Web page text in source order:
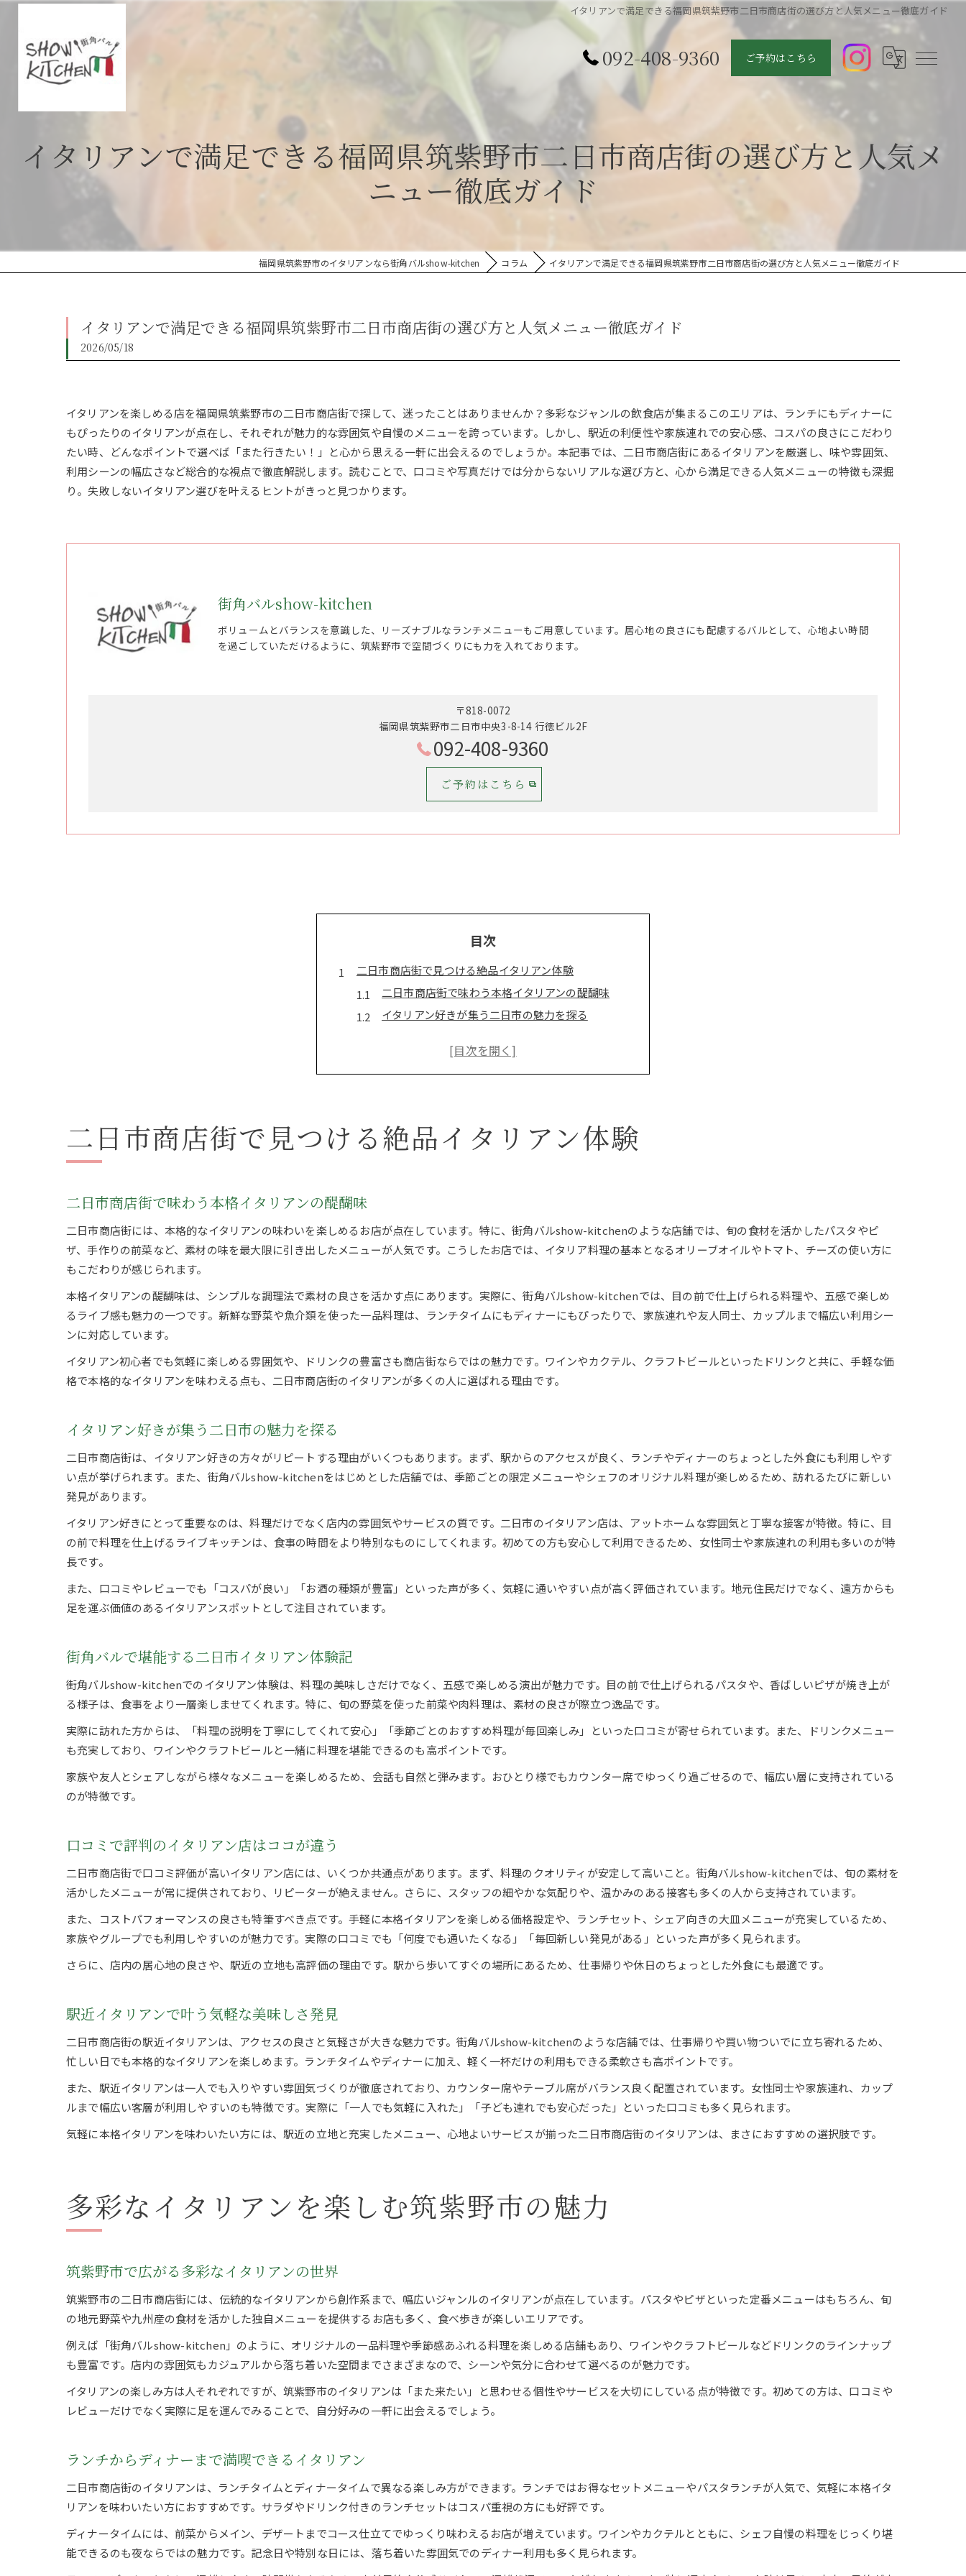
イタリアンで満足できる福岡県筑紫野市二日市商店街の選び方と人気メニュー徹底ガイド
092-408-9360 ご予約はこちら
イタリアンで満足できる福岡県筑紫野市二日市商店街の選び方と人気メ
ニュー徹底ガイド
福岡県筑紫野市のイタリアンなら街角バルshow-kitchen コラム イタリアンで満足できる福岡県筑紫野市二日市商店街の選び方と人気メニュー徹底ガイド
イタリアンで満足できる福岡県筑紫野市二日市商店街の選び方と人気メニュー徹底ガイド
2026/05/18
イタリアンを楽しめる店を福岡県筑紫野市の二日市商店街で探して、迷ったことはありませんか？多彩なジャンルの飲食店が集まるこのエリアは、ランチにもディナーに
もぴったりのイタリアンが点在し、それぞれが魅力的な雰囲気や自慢のメニューを誇っています。しかし、駅近の利便性や家族連れでの安心感、コスパの良さにこだわり
たい時、どんなポイントで選べば「また行きたい！」と心から思える一軒に出会えるのでしょうか。本記事では、二日市商店街にあるイタリアンを厳選し、味や雰囲気、
利用シーンの幅広さなど総合的な視点で徹底解説します。読むことで、口コミや写真だけでは分からないリアルな選び方と、心から満足できる人気メニューの特徴も深掘
り。失敗しないイタリアン選びを叶えるヒントがきっと見つかります。
街角バルshow-kitchen
ボリュームとバランスを意識した、リーズナブルなランチメニューもご用意しています。居心地の良さにも配慮するバルとして、心地よい時間
を過ごしていただけるように、筑紫野市で空間づくりにも力を入れております。
〒818-0072
福岡県筑紫野市二日市中央3-8-14 行徳ビル2F
092-408-9360
ご予約はこちら
目次
二日市商店街で見つける絶品イタリアン体験
二日市商店街で味わう本格イタリアンの醍醐味
イタリアン好きが集う二日市の魅力を探る
口コミで評判のイタリアン店はココが違う
筑紫野市で広がる多彩なイタリアンの世界
ランチからディナーまで満喫できるイタリアン
満足度で選ぶ二日市のイタリアンスポット
満足度重視で選ぶ二日市イタリアンの選択肢
リピーター続出のイタリアンスポットが集結
雰囲気も抜群なイタリアンの注目ポイント
二日市で人気のイタリアン雰囲気比較ガイド
口コミで伝わるイタリアンの雰囲気とは
ランチタイムにおすすめの二日市イタリアン
ディナーで楽しむ本格イタリアンの魅力紹介
イタリアンディナーの選び方とおすすめ利用法
二日市で昼夜問わず使えるイタリアン特集
友人との集まりに最適なイタリアン活用術
子連れでも安心なイタリアン店の見極め方
二日市で会食におすすめのイタリアン特集
グループ利用に便利なイタリアンスポット紹介
二日市商店街で見つける絶品イタリアン体験
二日市商店街で味わう本格イタリアンの醍醐味
二日市商店街には、本格的なイタリアンの味わいを楽しめるお店が点在しています。特に、街角バルshow-kitchenのような店舗では、旬の食材を活かしたパスタやピ
ザ、手作りの前菜など、素材の味を最大限に引き出したメニューが人気です。こうしたお店では、イタリア料理の基本となるオリーブオイルやトマト、チーズの使い方に
もこだわりが感じられます。
本格イタリアンの醍醐味は、シンプルな調理法で素材の良さを活かす点にあります。実際に、街角バルshow-kitchenでは、目の前で仕上げられる料理や、五感で楽しめ
るライブ感も魅力の一つです。新鮮な野菜や魚介類を使った一品料理は、ランチタイムにもディナーにもぴったりで、家族連れや友人同士、カップルまで幅広い利用シー
ンに対応しています。
イタリアン初心者でも気軽に楽しめる雰囲気や、ドリンクの豊富さも商店街ならではの魅力です。ワインやカクテル、クラフトビールといったドリンクと共に、手軽な価
格で本格的なイタリアンを味わえる点も、二日市商店街のイタリアンが多くの人に選ばれる理由です。
イタリアン好きが集う二日市の魅力を探る
二日市商店街は、イタリアン好きの方々がリピートする理由がいくつもあります。まず、駅からのアクセスが良く、ランチやディナーのちょっとした外食にも利用しやす
い点が挙げられます。また、街角バルshow-kitchenをはじめとした店舗では、季節ごとの限定メニューやシェフのオリジナル料理が楽しめるため、訪れるたびに新しい
発見があります。
イタリアン好きにとって重要なのは、料理だけでなく店内の雰囲気やサービスの質です。二日市のイタリアン店は、アットホームな雰囲気と丁寧な接客が特徴。特に、目
の前で料理を仕上げるライブキッチンは、食事の時間をより特別なものにしてくれます。初めての方も安心して利用できるため、女性同士や家族連れの利用も多いのが特
長です。
また、口コミやレビューでも「コスパが良い」「お酒の種類が豊富」といった声が多く、気軽に通いやすい点が高く評価されています。地元住民だけでなく、遠方からも
足を運ぶ価値のあるイタリアンスポットとして注目されています。
街角バルで堪能する二日市イタリアン体験記
街角バルshow-kitchenでのイタリアン体験は、料理の美味しさだけでなく、五感で楽しめる演出が魅力です。目の前で仕上げられるパスタや、香ばしいピザが焼き上が
る様子は、食事をより一層楽しませてくれます。特に、旬の野菜を使った前菜や肉料理は、素材の良さが際立つ逸品です。
実際に訪れた方からは、「料理の説明を丁寧にしてくれて安心」「季節ごとのおすすめ料理が毎回楽しみ」といった口コミが寄せられています。また、ドリンクメニュー
も充実しており、ワインやクラフトビールと一緒に料理を堪能できるのも高ポイントです。
家族や友人とシェアしながら様々なメニューを楽しめるため、会話も自然と弾みます。おひとり様でもカウンター席でゆっくり過ごせるので、幅広い層に支持されている
のが特徴です。
口コミで評判のイタリアン店はココが違う
二日市商店街で口コミ評価が高いイタリアン店には、いくつか共通点があります。まず、料理のクオリティが安定して高いこと。街角バルshow-kitchenでは、旬の素材を
活かしたメニューが常に提供されており、リピーターが絶えません。さらに、スタッフの細やかな気配りや、温かみのある接客も多くの人から支持されています。
また、コストパフォーマンスの良さも特筆すべき点です。手軽に本格イタリアンを楽しめる価格設定や、ランチセット、シェア向きの大皿メニューが充実しているため、
家族やグループでも利用しやすいのが魅力です。実際の口コミでも「何度でも通いたくなる」「毎回新しい発見がある」といった声が多く見られます。
さらに、店内の居心地の良さや、駅近の立地も高評価の理由です。駅から歩いてすぐの場所にあるため、仕事帰りや休日のちょっとした外食にも最適です。
駅近イタリアンで叶う気軽な美味しさ発見
二日市商店街の駅近イタリアンは、アクセスの良さと気軽さが大きな魅力です。街角バルshow-kitchenのような店舗では、仕事帰りや買い物ついでに立ち寄れるため、
忙しい日でも本格的なイタリアンを楽しめます。ランチタイムやディナーに加え、軽く一杯だけの利用もできる柔軟さも高ポイントです。
また、駅近イタリアンは一人でも入りやすい雰囲気づくりが徹底されており、カウンター席やテーブル席がバランス良く配置されています。女性同士や家族連れ、カップ
ルまで幅広い客層が利用しやすいのも特徴です。実際に「一人でも気軽に入れた」「子ども連れでも安心だった」といった口コミも多く見られます。
気軽に本格イタリアンを味わいたい方には、駅近の立地と充実したメニュー、心地よいサービスが揃った二日市商店街のイタリアンは、まさにおすすめの選択肢です。
多彩なイタリアンを楽しむ筑紫野市の魅力
筑紫野市で広がる多彩なイタリアンの世界
筑紫野市の二日市商店街には、伝統的なイタリアンから創作系まで、幅広いジャンルのイタリアンが点在しています。パスタやピザといった定番メニューはもちろん、旬
の地元野菜や九州産の食材を活かした独自メニューを提供するお店も多く、食べ歩きが楽しいエリアです。
例えば「街角バルshow-kitchen」のように、オリジナルの一品料理や季節感あふれる料理を楽しめる店舗もあり、ワインやクラフトビールなどドリンクのラインナップ
も豊富です。店内の雰囲気もカジュアルから落ち着いた空間までさまざまなので、シーンや気分に合わせて選べるのが魅力です。
イタリアンの楽しみ方は人それぞれですが、筑紫野市のイタリアンは「また来たい」と思わせる個性やサービスを大切にしている点が特徴です。初めての方は、口コミや
レビューだけでなく実際に足を運んでみることで、自分好みの一軒に出会えるでしょう。
ランチからディナーまで満喫できるイタリアン
二日市商店街のイタリアンは、ランチタイムとディナータイムで異なる楽しみ方ができます。ランチではお得なセットメニューやパスタランチが人気で、気軽に本格イタ
リアンを味わいたい方におすすめです。サラダやドリンク付きのランチセットはコスパ重視の方にも好評です。
ディナータイムには、前菜からメイン、デザートまでコース仕立てでゆっくり味わえるお店が増えています。ワインやカクテルとともに、シェフ自慢の料理をじっくり堪
能できるのも夜ならではの魅力です。記念日や特別な日には、落ち着いた雰囲気でのディナー利用も多く見られます。